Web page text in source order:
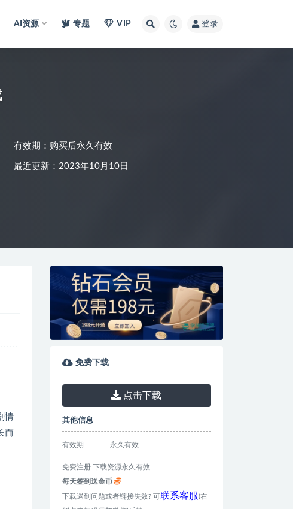
AI资源 专题 VIP 登录
有效期：购买后永久有效
最近更新：2023年10月10日
情
而
免费下载
点击下载
其他信息
有效期 永久有效
免费注册 下载资源永久有效
每天签到送金币
下载遇到问题或者链接失效? 可联系客服(右